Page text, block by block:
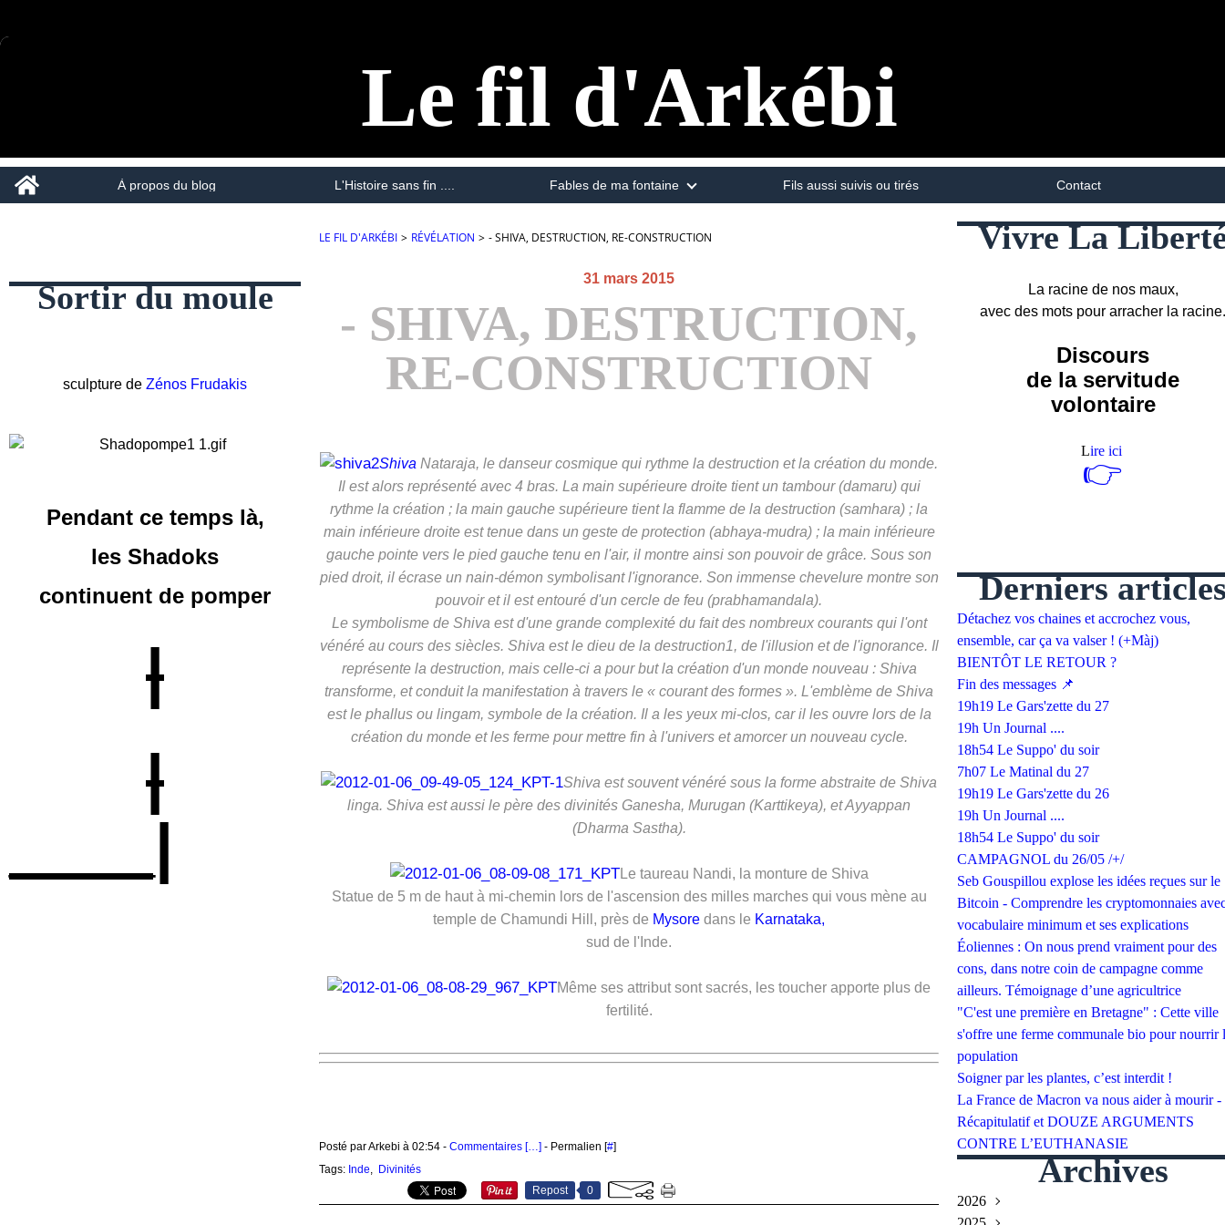
Le fil d'Arkébi
Home
À propos du blog
L'Histoire sans fin .... Fables de ma fontaine Fils aussi suivis ou tirés Contact
Sortir du moule
sculpture de Zénos Frudakis
Pendant ce temps là,
les Shadoks
continuent de pomper
|
|
____|
LE FIL D'ARKÉBI > RÉVÉLATION > - SHIVA, DESTRUCTION, RE-CONSTRUCTION
31 mars 2015
- SHIVA, DESTRUCTION,
RE-CONSTRUCTION
Shiva Nataraja, le danseur cosmique qui rythme la destruction et la création du monde.
Il est alors représenté avec 4 bras. La main supérieure droite tient un tambour (damaru) qui
rythme la création ; la main gauche supérieure tient la flamme de la destruction (samhara) ; la
main inférieure droite est tenue dans un geste de protection (abhaya-mudra) ; la main inférieure
gauche pointe vers le pied gauche tenu en l'air, il montre ainsi son pouvoir de grâce. Sous son
pied droit, il écrase un nain-démon symbolisant l'ignorance. Son immense chevelure montre son
pouvoir et il est entouré d'un cercle de feu (prabhamandala).
Le symbolisme de Shiva est d'une grande complexité du fait des nombreux courants qui l'ont
vénéré au cours des siècles. Shiva est le dieu de la destruction1, de l'illusion et de l'ignorance. Il
représente la destruction, mais celle-ci a pour but la création d'un monde nouveau : Shiva
transforme, et conduit la manifestation à travers le « courant des formes ». L'emblème de Shiva
est le phallusou lingam, symbole de la création. Il a les yeux mi-clos, car il les ouvre lors de la
création du monde et les ferme pour mettre fin à l'univers et amorcer un nouveau cycle.
Shiva est souvent vénéré sous la forme abstraite de Shiva
linga. Shiva est aussi le père des divinités Ganesha, Murugan (Karttikeya), etAyyappan
(Dharma Sastha).
Le taureau Nandi, la monture de Shiva
Statue de 5 m de haut à mi-chemin lors de l'ascension des milles marches qui vous mène au
temple de Chamundi Hill, près de Mysore dans le Karnataka,
sud de l'Inde.
Même ses attribut sont sacrés, les toucher apporte plus de
fertilité.
Posté par Arkebi à 02:54 - Commentaires [… ] - Permalien [#]
Tags: Inde
Divinités
Repost
0
Vivre La
La racine de nos maux,
avec des mots pour arracher la racine.
Discours
de la servitude
volontaire
Lire ici
👉
Derniers
Détachez vos chaines et accrochez vous,
ensemble, car ça va valser ! (+Màj)
BIENTÔT LE RETOUR ?
Fin des messages 📌
19h19 Le Gars'zette du 27
19h Un Journal ....
18h54 Le Suppo' du soir
7h07 Le Matinal du 27
19h19 Le Gars'zette du 26
19h Un Journal ....
18h54 Le Suppo' du soir
CAMPAGNOL du 26/05 /+/
Seb Gouspillou explose les idées reçues sur le
Bitcoin - Comprendre les cryptomonnaies
vocabulaire minimum et ses explications
Éoliennes : On nous prend vraiment pour des
cons, dans notre coin de campagne comme
ailleurs. Témoignage d’une agricultrice
"C'est une première en Bretagne" : Cette ville
s'offre une ferme communale bio pour nourrir
population
Soigner par les plantes, c’est interdit !
La France de Macron va nous aider à mourir -
Récapitulatif et DOUZE ARGUMENTS
CONTRE L’EUTHANASIE
Archives
2026